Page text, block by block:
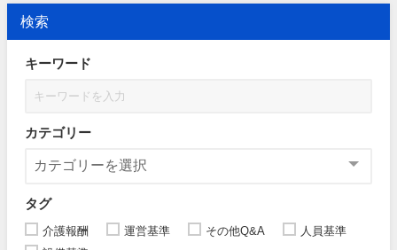
検索
キーワード
カテゴリー
タグ
介護報酬 運営基準 その他Q&A
人員基準